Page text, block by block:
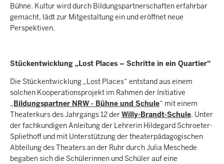
Bühne. Kultur wird durch Bildungspartnerschaften erfahrbar
gemacht, lädt zur Mitgestaltung ein und eröffnet neue
Perspektiven.
Stückentwicklung „Lost Places – Schritte in ein Quartier“
Die Stückentwicklung „Lost Places“ entstand aus einem
solchen Kooperationsprojekt im Rahmen der Initiative
„Bildungspartner NRW - Bühne und Schule“ mit einem
Theaterkurs des Jahrgangs 12 derWilly-Brandt-Schule. Unter
der fachkundigen Anleitung der Lehrerin Hildegard Schroeter-
Spliethoff und mit Unterstützung der theaterpädagogischen
Abteilung des Theaters an der Ruhr durch Julia Meschede
begaben sich die Schülerinnen und Schüler auf eine